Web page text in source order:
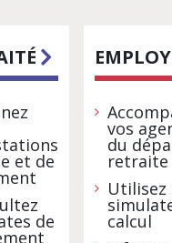
et de
de
vos
du
retraite
Utilisez
calcul